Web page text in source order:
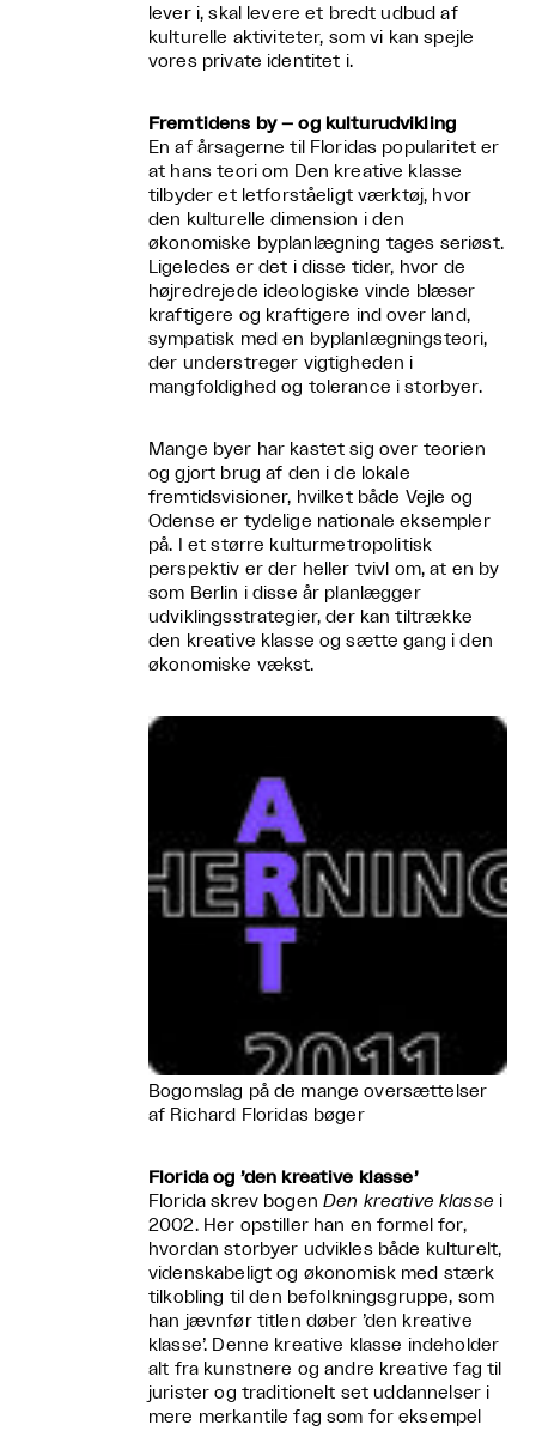
lever i, skal levere et bredt udbud af
kulturelle aktiviteter, som vi kan spejle
vores private identitet i.
Fremtidens by – og kulturudvikling
En af årsagerne til Floridas popularitet er
at hans teori om Den kreative klasse
tilbyder et letforståeligt værktøj, hvor
den kulturelle dimension i den
økonomiske byplanlægning tages seriøst.
Ligeledes er det i disse tider, hvor de
højredrejede ideologiske vinde blæser
kraftigere og kraftigere ind over land,
sympatisk med en byplanlægningsteori,
der understreger vigtigheden i
mangfoldighed og tolerance i storbyer.
Mange byer har kastet sig over teorien
og gjort brug af den i de lokale
fremtidsvisioner, hvilket både Vejle og
Odense er tydelige nationale eksempler
på. I et større kulturmetropolitisk
perspektiv er der heller tvivl om, at en by
som Berlin i disse år planlægger
udviklingsstrategier, der kan tiltrække
den kreative klasse og sætte gang i den
økonomiske vækst.
Bogomslag på de mange oversættelser
af Richard Floridas bøger
Florida og ’den kreative klasse’
Florida skrev bogen Den kreative klasse i
2002. Her opstiller han en formel for,
hvordan storbyer udvikles både kulturelt,
videnskabeligt og økonomisk med stærk
tilkobling til den befolkningsgruppe, som
han jævnfør titlen døber ’den kreative
klasse’. Denne kreative klasse indeholder
alt fra kunstnere og andre kreative fag til
jurister og traditionelt set uddannelser i
mere merkantile fag som for eksempel